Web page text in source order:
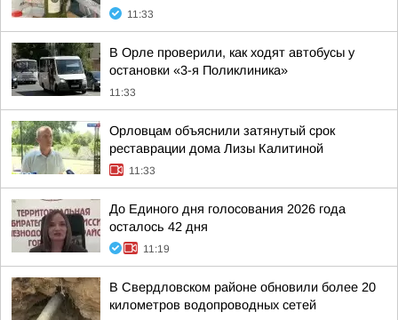
11:33
В Орле проверили, как ходят автобусы у
остановки «3-я Поликлиника»
11:33
Орловцам объяснили затянутый срок
реставрации дома Лизы Калитиной
11:33
До Единого дня голосования 2026 года
осталось 42 дня
11:19
В Свердловском районе обновили более 20
километров водопроводных сетей